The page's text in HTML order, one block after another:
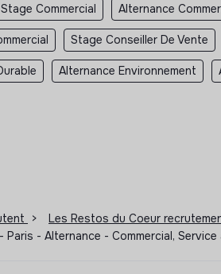
Stage Commercial Alternance
Stage Conseiller De Vente
Alternance Environnement
> Les Restos du Coeur
Paris - Alternance - Commercial,